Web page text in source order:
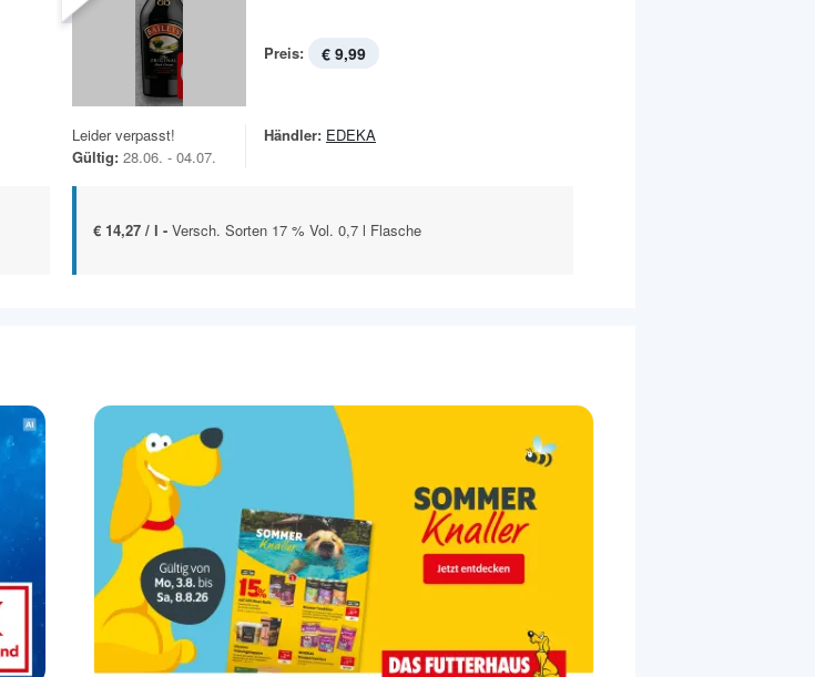
Preis: € 9,99
Leider verpasst!
Gültig: 28.06. - 04.07.
Händler: EDEKA
€ 14,27 / l - Versch. Sorten 17 % Vol. 0,7 l Flasche